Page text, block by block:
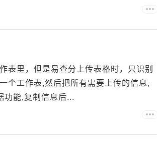
表里，但是易查分上传表格时，只识别
个工作表,然后把所有需要上传的信息,
功能,复制信息后...